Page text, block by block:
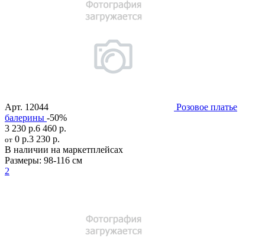
Арт. 12044
Розовое платье
балерины -50%
3 230 р.6 460 р.
от 0 р.3 230 р.
В наличии на маркетплейсах
Размеры: 98-116 см
2